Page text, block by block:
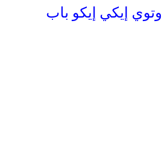
أوتوي إيكي إيكو باب